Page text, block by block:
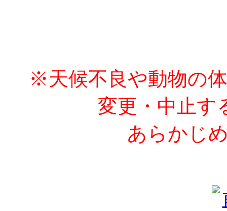
※天候不良や動物の
変更・中止す
あらかじ